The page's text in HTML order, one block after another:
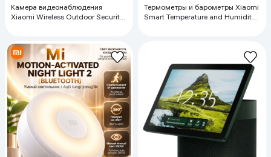
Камера видеонаблюдения
Xiaomi Wireless Outdoor Security
Термометры и барометры Xiaomi
Smart Temperature and Humidity